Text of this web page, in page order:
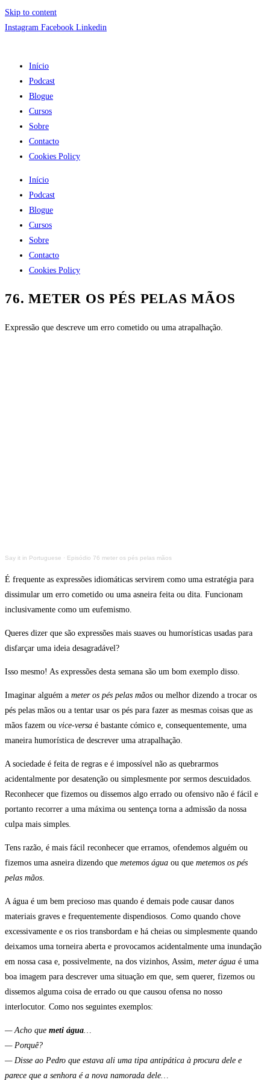
Skip to content
Instagram Facebook Linkedin
Início
Podcast
Blogue
Cursos
Sobre
Contacto
Cookies Policy
Início
Podcast
Blogue
Cursos
Sobre
Contacto
Cookies Policy
76. METER OS PÉS PELAS MÃOS
Expressão que descreve um erro cometido ou uma atrapalhação.
Say it in Portuguese · Episódio 76 meter os pés pelas mãos
É frequente as expressões idiomáticas servirem como uma estratégia para
dissimular um erro cometido ou uma asneira feita ou dita. Funcionam
inclusivamente como um eufemismo.
Queres dizer que são expressões mais suaves ou humorísticas usadas para
disfarçar uma ideia desagradável?
Isso mesmo! As expressões desta semana são um bom exemplo disso.
Imaginar alguém a meter os pés pelas mãos ou melhor dizendo a trocar os
pés pelas mãos ou a tentar usar os pés para fazer as mesmas coisas que as
mãos fazem ou vice-versa é bastante cómico e, consequentemente, uma
maneira humorística de descrever uma atrapalhação.
A sociedade é feita de regras e é impossível não as quebrarmos
acidentalmente por desatenção ou simplesmente por sermos descuidados.
Reconhecer que fizemos ou dissemos algo errado ou ofensivo não é fácil e
portanto recorrer a uma máxima ou sentença torna a admissão da nossa
culpa mais simples.
Tens razão, é mais fácil reconhecer que erramos, ofendemos alguém ou
fizemos uma asneira dizendo que metemos água ou que metemos os pés
pelas mãos.
A água é um bem precioso mas quando é demais pode causar danos
materiais graves e frequentemente dispendiosos. Como quando chove
excessivamente e os rios transbordam e há cheias ou simplesmente quando
deixamos uma torneira aberta e provocamos acidentalmente uma inundação
em nossa casa e, possivelmente, na dos vizinhos, Assim, meter água é uma
boa imagem para descrever uma situação em que, sem querer, fizemos ou
dissemos alguma coisa de errado ou que causou ofensa no nosso
interlocutor. Como nos seguintes exemplos:
— Acho que meti água…
— Porquê?
— Disse ao Pedro que estava ali uma tipa antipática à procura dele e
parece que a senhora é a nova namorada dele…